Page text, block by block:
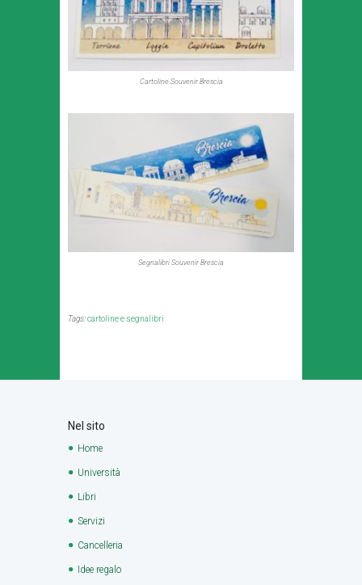
Cartoline Souvenir Brescia
Segnalibri Souvenir Brescia
Tags:cartoline e segnalibri
Nel sito
Home
Università
Libri
Servizi
Cancelleria
Idee regalo